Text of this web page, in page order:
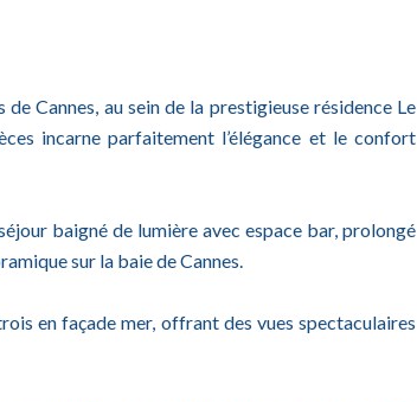
Cannes, au sein de la prestigieuse résidence Le
incarne parfaitement l’élégance et le confort
baigné de lumière avec espace bar, prolongé
sur la baie de Cannes.
en façade mer, offrant des vues spectaculaires